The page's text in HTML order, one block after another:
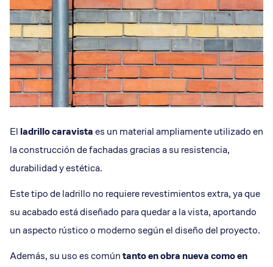
El ladrillo caravistaes un material ampliamente utilizado en
la construcción de fachadas gracias a su resistencia,
durabilidad y estética.
Este tipo de ladrillo no requiere revestimientos extra, ya que
su acabado está diseñado para quedar a la vista, aportando
un aspecto rústico o moderno según el diseño del proyecto.
Además, su uso es comúntanto en obra nueva como en